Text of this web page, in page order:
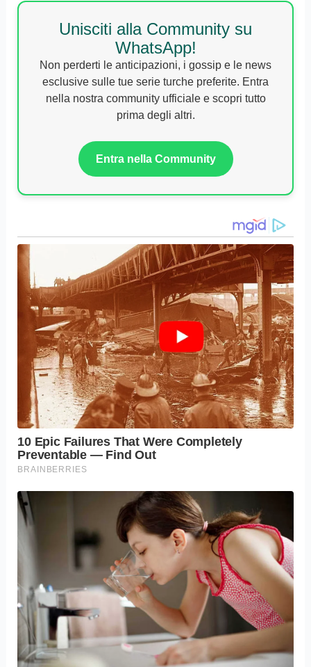
Unisciti alla Community su
WhatsApp!
Non perderti le anticipazioni, i gossip e le news
esclusive sulle tue serie turche preferite. Entra
nella nostra community ufficiale e scopri tutto
prima degli altri.
Entra nella Community